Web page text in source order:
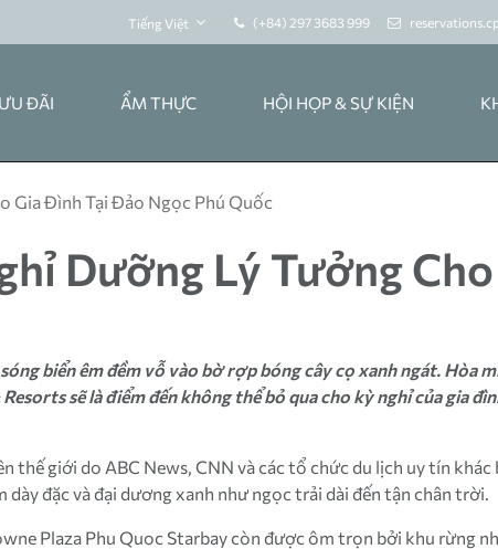
Tiếng Việt (+84) 297 3683 999
ƯU ĐÃI ẨM THỰC HỘI HỌP & SỰ KIỆN
Gia Đình Tại Đảo Ngọc Phú Quốc
Dưỡng Lý Tưởng
biển êm đềm vỗ vào bờ rợp bóng cây cọ xanh ngát. Hòa
sẽ là điểm đến không thể bỏ qua cho kỳ nghỉ của gia
thế giới do ABC News, CNN và các tổ chức du lịch uy tín
đặc và đại dương xanh như ngọc trải dài đến tận chân trời.
Plaza Phu Quoc Starbay còn được ôm trọn bởi khu rừng